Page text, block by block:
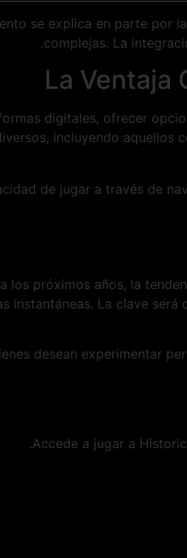
se explica en parte por
complejas. La
La Ventaja
digitales, ofrecer
incluyendo aquellos
de jugar a través de
los próximos años, la
instantáneas. La clave
desean experimentar
Accede a jugar a